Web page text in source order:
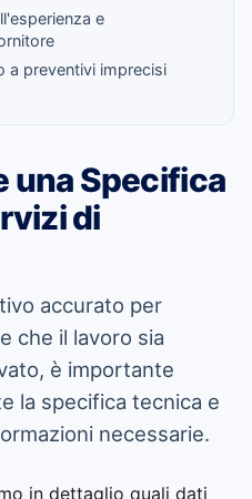
e
a preventivi imprecisi
una Specifica
di
accurato per
che il lavoro sia
è importante
la specifica tecnica e
necessarie.
in dettaglio quali dati